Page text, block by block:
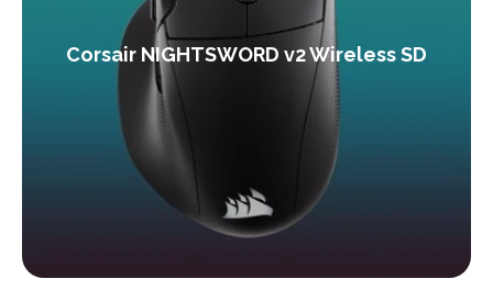
Corsair NIGHTSWORD v2 Wireless SD